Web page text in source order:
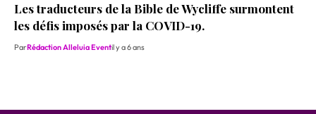
Les traducteurs de la Bible de Wycliffe surmontent
les défis imposés par la COVID-19.
ParRédaction Alleluia Eventil y a 6 ans